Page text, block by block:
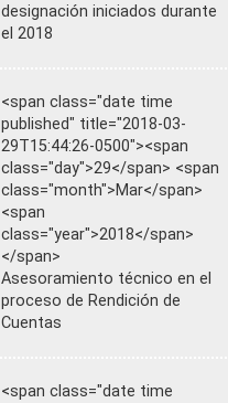
designación iniciados durante
el 2018
<span class="date time
published" title="2018-03-
29T15:44:26-0500"><span
class="day">29</span> <span
class="month">Mar</span>
<span
class="year">2018</span>
</span>
Asesoramiento técnico en el
proceso de Rendición de
Cuentas
<span class="date time